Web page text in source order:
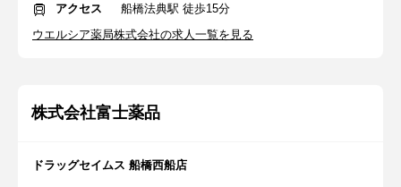
アクセス
船橋法典駅 徒歩15分
ウエルシア薬局株式会社の求人一覧を見る
株式会社富士薬品
ドラッグセイムス 船橋西船店